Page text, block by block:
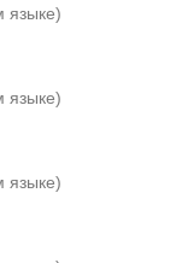
языке)
языке)
языке)